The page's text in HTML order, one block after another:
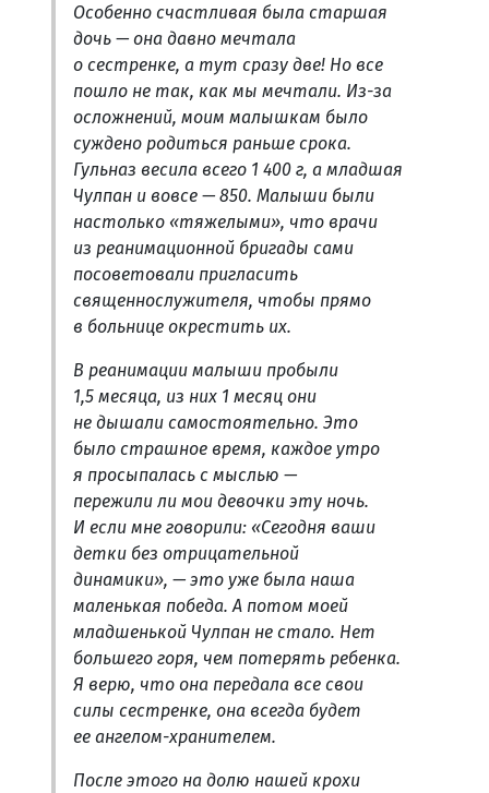
Особенно счастливая была старшая
дочь — она давно мечтала
о сестренке, а тут сразу две! Но все
пошло не так, как мы мечтали. Из-за
осложнений, моим малышкам было
суждено родиться раньше срока.
Гульназ весила всего 1 400 г, а младшая
Чулпан и вовсе — 850. Малыши были
настолько «тяжелыми», что врачи
из реанимационной бригады сами
посоветовали пригласить
священнослужителя, чтобы прямо
в больнице окрестить их.
В реанимации малыши пробыли
1,5 месяца, из них 1 месяц они
не дышали самостоятельно. Это
было страшное время, каждое утро
я просыпалась с мыслью —
пережили ли мои девочки эту ночь.
И если мне говорили: «Сегодня ваши
детки без отрицательной
динамики», — это уже была наша
маленькая победа. А потом моей
младшенькой Чулпан не стало. Нет
большего горя, чем потерять ребенка.
Я верю, что она передала все свои
силы сестренке, она всегда будет
ее ангелом-хранителем.
После этого на долю нашей крохи